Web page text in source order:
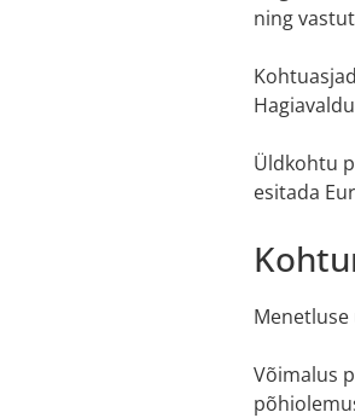
ning
Üldkohtu
esitada
Võimalus